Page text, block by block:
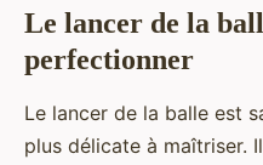
Le lancer de la
perfectionner
Le lancer de la balle est
plus délicate à maîtriser.